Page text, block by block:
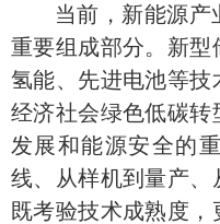
当前，新能源产
重要组成部分。新型
氢能、先进电池等技
经济社会绿色低碳
发展和能源安全的
线、从样机到量产、
既考验技术成熟度